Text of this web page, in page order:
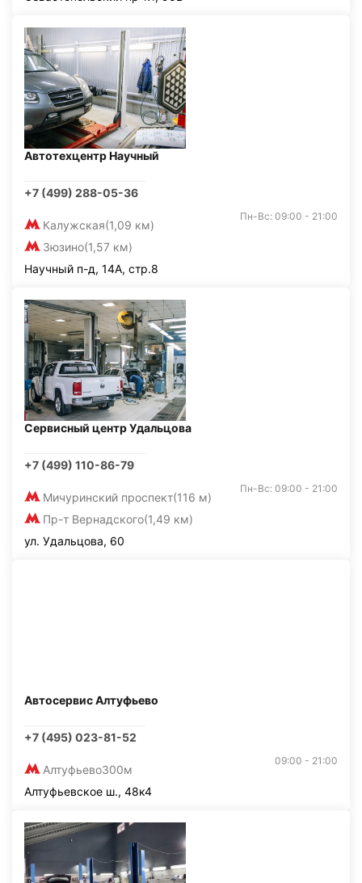
Автотехцентр Научный
+7 (499) 288-05-36
Калужская(1,09 км)
Зюзино(1,57 км)
Пн-Вс: 09:00 - 21:00
Научный п-д, 14А, стр.8
Сервисный центр Удальцова
+7 (499) 110-86-79
Мичуринский проспект(116 м)
Пр-т Вернадского(1,49 км)
Пн-Вс: 09:00 - 21:00
ул. Удальцова, 60
Автосервис Алтуфьево
+7 (495) 023-81-52
Алтуфьево300м
09:00 - 21:00
Алтуфьевское ш., 48к4